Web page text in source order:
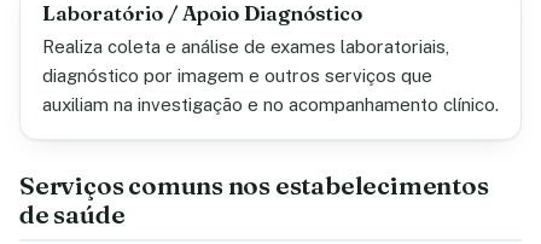
Laboratório / Apoio Diagnóstico
Realiza coleta e análise de exames laboratoriais,
diagnóstico por imagem e outros serviços que
auxiliam na investigação e no acompanhamento clínico.
Serviços comuns nos estabelecimentos
de saúde